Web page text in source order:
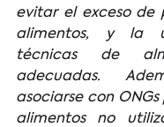
evitar el exceso de
alimentos, y la
técnicas de
adecuadas.
asociarse con
alimentos no